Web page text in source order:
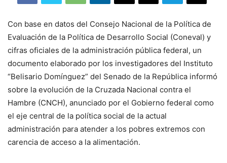
Con base en datos del Consejo Nacional de la Política de
Evaluación de la Política de Desarrollo Social (Coneval) y
cifras oficiales de la administración pública federal, un
documento elaborado por los investigadores del Instituto
“Belisario Domínguez” del Senado de la República informó
sobre la evolución de la Cruzada Nacional contra el
Hambre (CNCH), anunciado por el Gobierno federal como
el eje central de la política social de la actual
administración para atender a los pobres extremos con
carencia de acceso a la alimentación.